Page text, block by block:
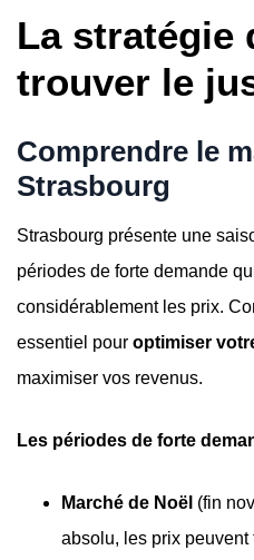
La stratégie
trouver le
Comprendre le
Strasbourg
Strasbourg présente une
périodes de forte demande
considérablement les prix.
essentiel pour optimiser
maximiser vos revenus.
Les périodes de forte
Marché de Noël (fin
absolu, les prix peuvent